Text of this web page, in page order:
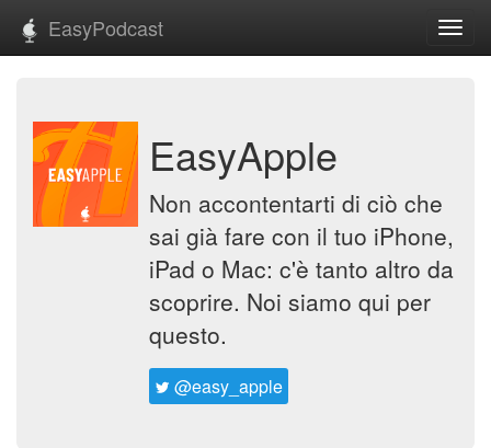
EasyPodcast
EasyApple
Non accontentarti di ciò che
sai già fare con il tuo iPhone,
iPad o Mac: c'è tanto altro da
scoprire. Noi siamo qui per
questo.
@easy_apple